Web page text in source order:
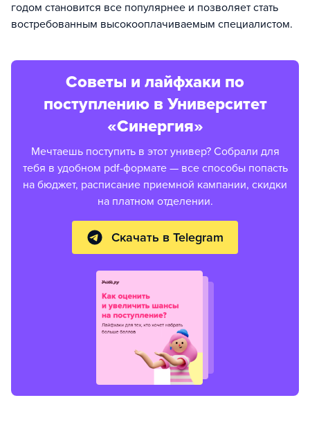
годом становится все популярнее и позволяет стать
востребованным высокооплачиваемым специалистом.
Советы и лайфхаки по
поступлению в Университет
«Синергия»
Мечтаешь поступить в этот универ? Собрали для
тебя в удобном pdf-формате — все способы попасть
на бюджет, расписание приемной кампании, скидки
на платном отделении.
Скачать в Telegram